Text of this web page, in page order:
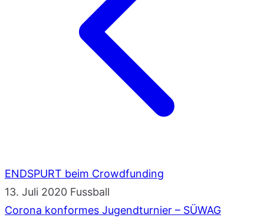
ENDSPURT beim Crowdfunding
13. Juli 2020 Fussball
Corona konformes Jugendturnier – SÜWAG